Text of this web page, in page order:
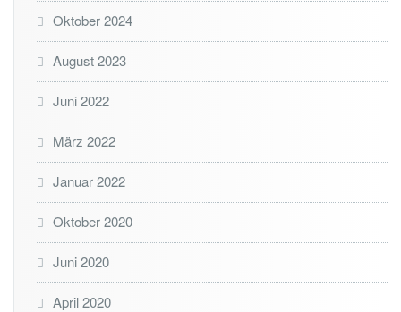
Oktober 2024
August 2023
Juni 2022
März 2022
Januar 2022
Oktober 2020
Juni 2020
April 2020